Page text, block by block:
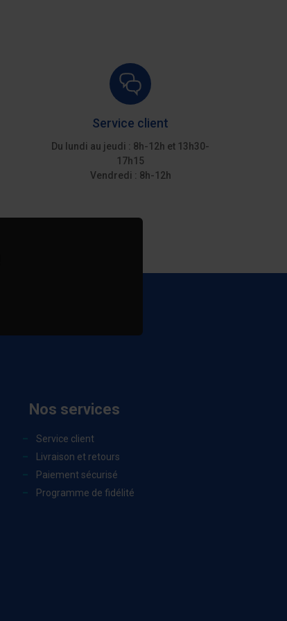
Service client
Du lundi au jeudi : 8h-12h et 13h30-
17h15
Vendredi : 8h-12h
Nos services
Service client
Livraison et retours
Paiement sécurisé
Programme de fidélité